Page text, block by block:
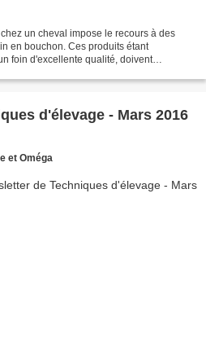
un cheval impose le recours à des
en bouchon. Ces produits étant
foin d'excellente qualité, doivent
d'élevage - Mars 2016
et Oméga